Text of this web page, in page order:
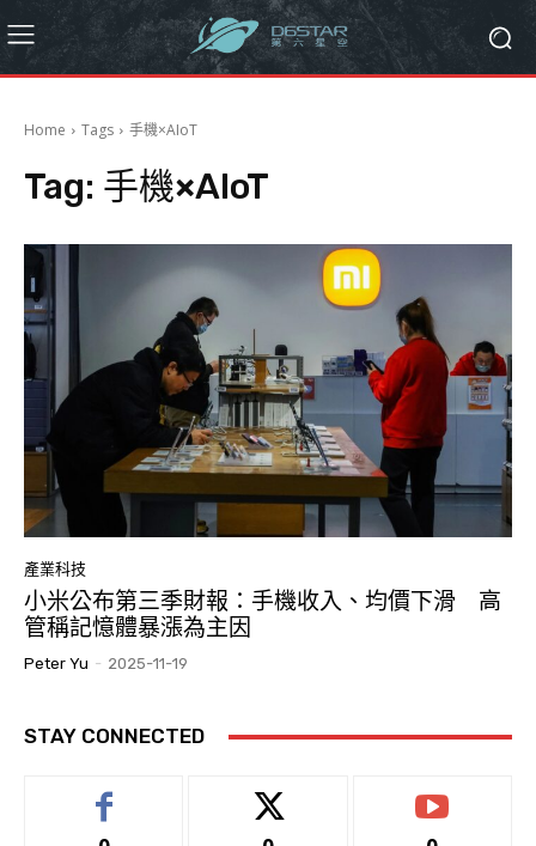
Home Tags 手機×AIoT
Tag: 手機×AIoT
產業科技
小米公布第三季財報：手機收入、均價下滑 高
管稱記憶體暴漲為主因
Peter Yu - 2025-11-19
STAY CONNECTED